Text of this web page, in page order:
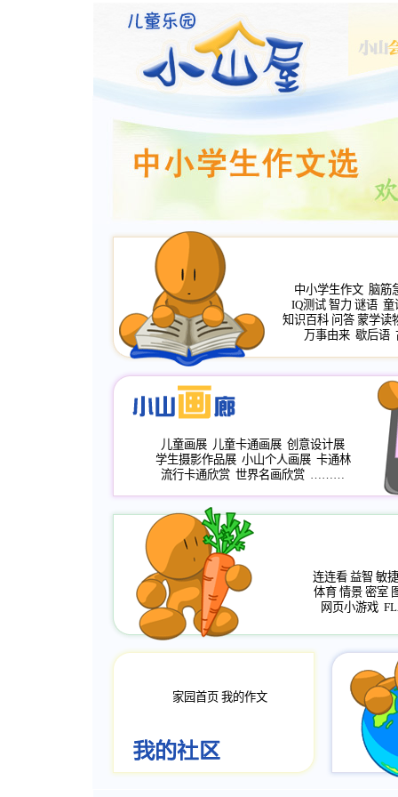
中小学生作文 脑筋
IQ测试 智力 谜语 童
知识百科 问答 蒙学读
万事由来 歇后语
儿童画展 儿童卡通画展 创意设计展
学生摄影作品展 小山个人画展 卡通林
流行卡通欣赏 世界名画欣赏 ………
连连看 益智 敏捷
体育 情景 密室
网页小游戏
家园首页 我的作文